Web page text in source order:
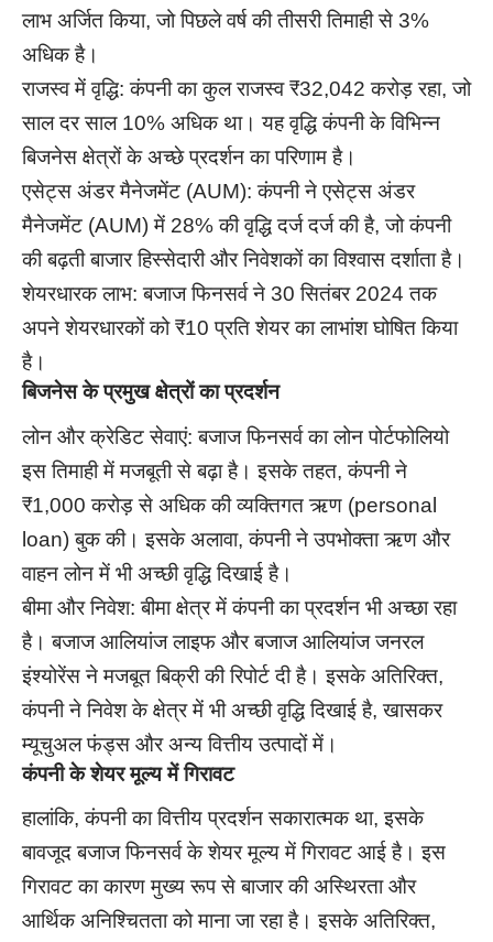
लाभ अर्जित किया, जो पिछले वर्ष की तीसरी तिमाही से 3%
अधिक है।
राजस्व में वृद्धि: कंपनी का कुल राजस्व ₹32,042 करोड़ रहा, जो
साल दर साल 10% अधिक था। यह वृद्धि कंपनी के विभिन्न
बिजनेस क्षेत्रों के अच्छे प्रदर्शन का परिणाम है।
एसेट्स अंडर मैनेजमेंट (AUM): कंपनी ने एसेट्स अंडर
मैनेजमेंट (AUM) में 28% की वृद्धि दर्ज दर्ज की है, जो कंपनी
की बढ़ती बाजार हिस्सेदारी और निवेशकों का विश्वास दर्शाता है।
शेयरधारक लाभ: बजाज फिनसर्व ने 30 सितंबर 2024 तक
अपने शेयरधारकों को ₹10 प्रति शेयर का लाभांश घोषित किया
है।
बिजनेस के प्रमुख क्षेत्रों का प्रदर्शन
लोन और क्रेडिट सेवाएं: बजाज फिनसर्व का लोन पोर्टफोलियो
इस तिमाही में मजबूती से बढ़ा है। इसके तहत, कंपनी ने
₹1,000 करोड़ से अधिक की व्यक्तिगत ऋण (personal
loan) बुक की। इसके अलावा, कंपनी ने उपभोक्ता ऋण और
वाहन लोन में भी अच्छी वृद्धि दिखाई है।
बीमा और निवेश: बीमा क्षेत्र में कंपनी का प्रदर्शन भी अच्छा रहा
है। बजाज आलियांज लाइफ और बजाज आलियांज जनरल
इंश्योरेंस ने मजबूत बिक्री की रिपोर्ट दी है। इसके अतिरिक्त,
कंपनी ने निवेश के क्षेत्र में भी अच्छी वृद्धि दिखाई है, खासकर
म्यूचुअल फंड्स और अन्य वित्तीय उत्पादों में।
कंपनी के शेयर मूल्य में गिरावट
हालांकि, कंपनी का वित्तीय प्रदर्शन सकारात्मक था, इसके
बावजूद बजाज फिनसर्व के शेयर मूल्य में गिरावट आई है। इस
गिरावट का कारण मुख्य रूप से बाजार की अस्थिरता और
आर्थिक अनिश्चितता को माना जा रहा है। इसके अतिरिक्त,